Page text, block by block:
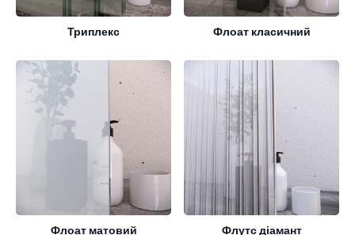
Триплекс Флоат класичний
Флоат матовий Флутс діамант